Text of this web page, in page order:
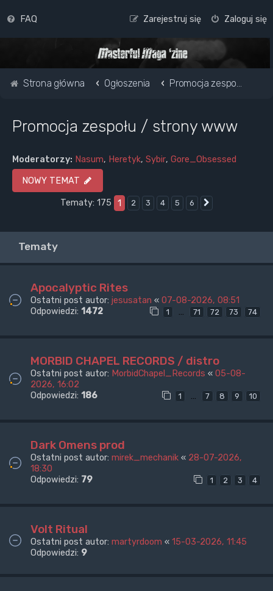
FAQ Zaloguj się
Zarejestruj się
Strona główna Ogłoszenia Promocja zespołu / strony www
Promocja zespołu / strony www
Moderatorzy: Nasum, Heretyk, Sybir, Gore_Obsessed
NOWY TEMAT
Tematy: 175
1 2 3 4 5 6
Tematy
Apocalyptic Rites
Ostatni post autor: jesusatan « 07-08-2026, 08:51
Odpowiedzi: 1472 1 … 71 72 73 74
MORBID CHAPEL RECORDS / distro
Ostatni post autor: MorbidChapel_Records « 05-08-
2026, 16:02
Odpowiedzi: 186 1 … 7 8 9 10
Dark Omens prod
Ostatni post autor: mirek_mechanik « 28-07-2026,
18:30
Odpowiedzi: 79 1 2 3 4
Volt Ritual
Ostatni post autor: martyrdoom « 15-03-2026, 11:45
Odpowiedzi: 9